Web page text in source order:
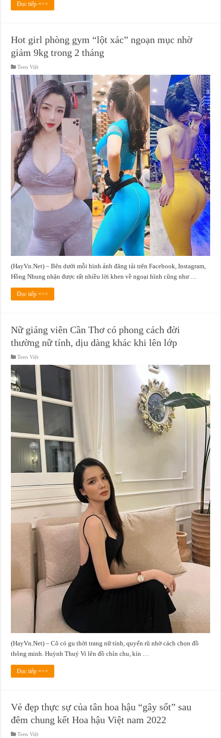
Đọc tiếp =>>
Hot girl phòng gym “lột xác” ngoạn mục nhờ
giảm 9kg trong 2 tháng
Teen Việt
(HayVn.Net) – Bên dưới mỗi hình ảnh đăng tải trên Facebook, Instagram,
Hồng Nhung nhận được rất nhiều lời khen về ngoại hình cũng như …
Đọc tiếp =>>
Nữ giảng viên Cần Thơ có phong cách đời
thường nữ tính, dịu dàng khác khi lên lớp
Teen Việt
(HayVn.Net) – Cô có gu thời trang nữ tính, quyến rũ nhờ cách chọn đồ
thông minh. Huỳnh Thuý Vi lên đồ chỉn chu, kín …
Đọc tiếp =>>
Vẻ đẹp thực sự của tân hoa hậu “gây sốt” sau
đêm chung kết Hoa hậu Việt nam 2022
Teen Việt